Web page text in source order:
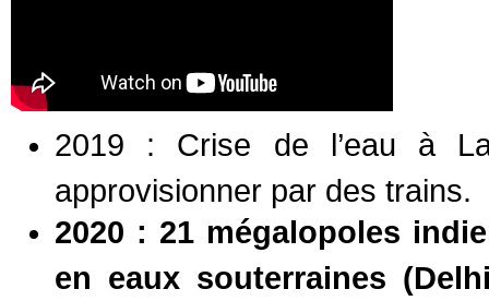
2019 : Crise de l’eau à
approvisionner par des trains.
2020 : 21 mégalopoles
en eaux souterraines